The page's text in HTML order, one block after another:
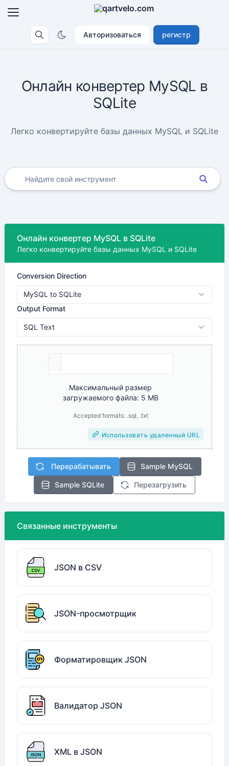
Авторизоваться регистр
Онлайн конвертер MySQL в
SQLite
Легко конвертируйте базы данных MySQL и SQLite
Онлайн конвертер MySQL в SQLite
Легко конвертируйте базы данных MySQL и SQLite
Conversion Direction
Output Format
Максимальный размер
загружаемого файла: 5 MB
Accepted formats: .sql, .txt
Использовать удаленный URL
Перерабатывать Sample MySQL
Sample SQLite Перезагрузить
Связанные инструменты
JSON в CSV
JSON-просмотрщик
Форматировщик JSON
Валидатор JSON
XML в JSON